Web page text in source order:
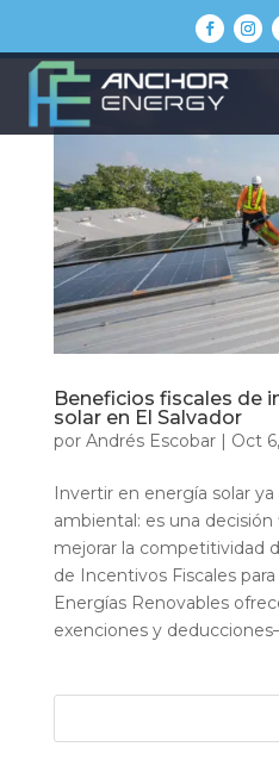
Beneficios fiscales de
solar en El Salvador
por Andrés Escobar| Oct
Invertir en energía solar
ambiental: es una
mejorar la competitividad
de Incentivos Fiscales
Energías Renovables
exenciones y